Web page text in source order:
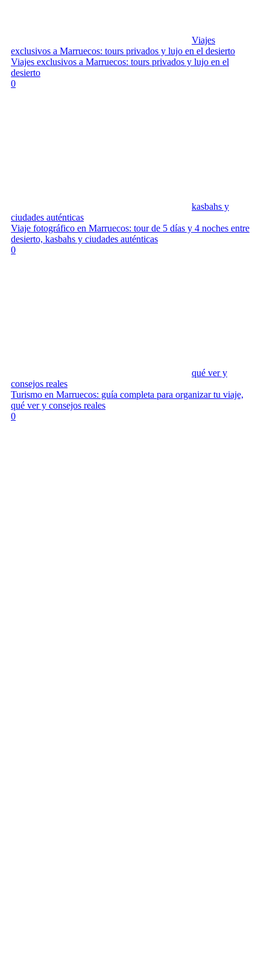
Viajes
exclusivos a Marruecos: tours privados y lujo en el desierto
Viajes exclusivos a Marruecos: tours privados y lujo en el
desierto
0
kasbahs y
ciudades auténticas
Viaje fotográfico en Marruecos: tour de 5 días y 4 noches entre
desierto, kasbahs y ciudades auténticas
0
qué ver y
consejos reales
Turismo en Marruecos: guía completa para organizar tu viaje,
qué ver y consejos reales
0